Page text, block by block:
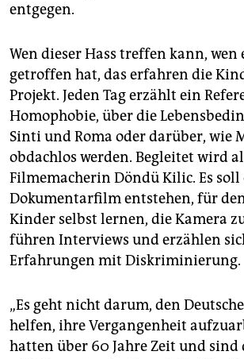
entgegen.
Wen dieser Hass treffen kann, wen
getroffen hat, das erfahren die
Projekt. Jeden Tag erzählt ein
Homophobie, über die
Sinti und Roma oder darüber, wie
obdachlos werden. Begleitet wird
Filmemacherin Döndü Kilic. Es soll
Dokumentarfilm entstehen, für
Kinder selbst lernen, die Kamera
führen Interviews und erzählen
Erfahrungen mit Diskriminierung.
„Es geht nicht darum, den
helfen, ihre Vergangenheit
hatten über 60 Jahre Zeit und sind